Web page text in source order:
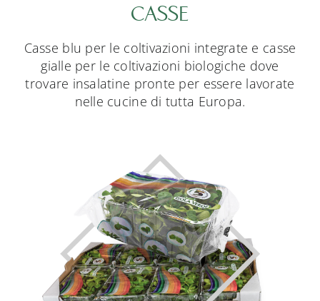
CASSE
Casse blu per le coltivazioni integrate e casse
gialle per le coltivazioni biologiche dove
trovare insalatine pronte per essere lavorate
nelle cucine di tutta Europa.